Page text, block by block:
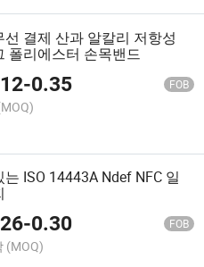
선 결제 산과 알칼리 저항성
폴리에스터 손목밴드
-0.35 FOB
ISO 14443A Ndef NFC 일
-0.30 FOB
(MOQ)